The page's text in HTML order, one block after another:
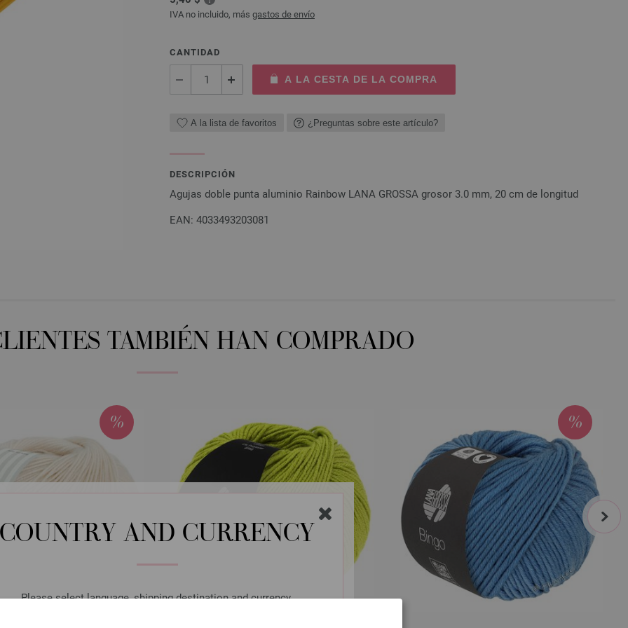
COUNTRY AND CURRENCY
Please select language, shipping destination and currency.
IVA no incluido, más gastos de envío
CANTIDAD
A LA CESTA DE LA COMPRA
A la lista de favoritos ¿Preguntas sobre este artículo?
DESCRIPCIÓN
Agujas doble punta aluminio Rainbow LANA GROSSA grosor 3.0 mm, 20 cm de longitud
EAN: 4033493203081
TAMBIÉN HAN COMPRADO
next